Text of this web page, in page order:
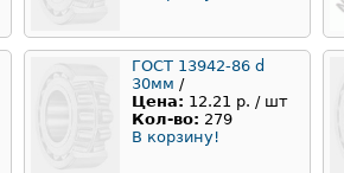
ГОСТ 13942-86 d
30мм /
Цена: 12.21 р. / шт
Кол-во: 279
В корзину!